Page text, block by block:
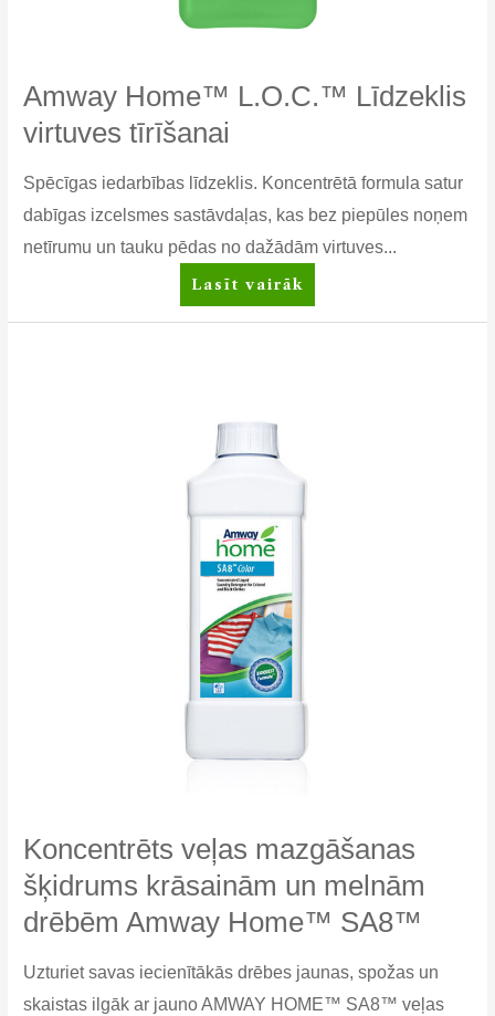
Amway Home™ L.O.C.™ Līdzeklis
virtuves tīrīšanai
Spēcīgas iedarbības līdzeklis. Koncentrētā formula satur
dabīgas izcelsmes sastāvdaļas, kas bez piepūles noņem
netīrumu un tauku pēdas no dažādām virtuves...
Amway
Home™
Lasīt vairāk
Koncentrēts veļas mazgāšanas
šķidrums krāsainām un melnām
drēbēm Amway Home™ SA8™
Uzturiet savas iecienītākās drēbes jaunas, spožas un
skaistas ilgāk ar jauno AMWAY HOME™ SA8™ veļas